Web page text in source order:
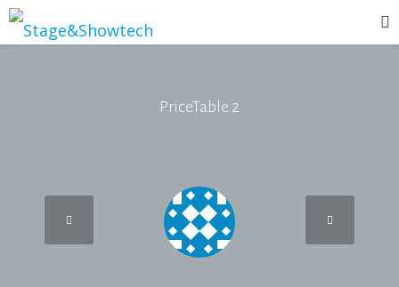
PriceTable 2